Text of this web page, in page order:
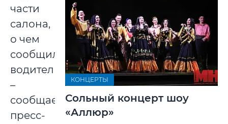
части
салона,
о чем
сообщил
водителю,
–
сообщает
пресс-
КОНЦЕРТЫ
Сольный концерт шоу
«Аллюр»